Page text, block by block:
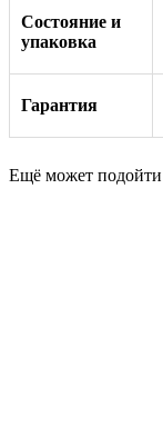
Состояние и
упаковка
Гарантия
Ещё может подойти